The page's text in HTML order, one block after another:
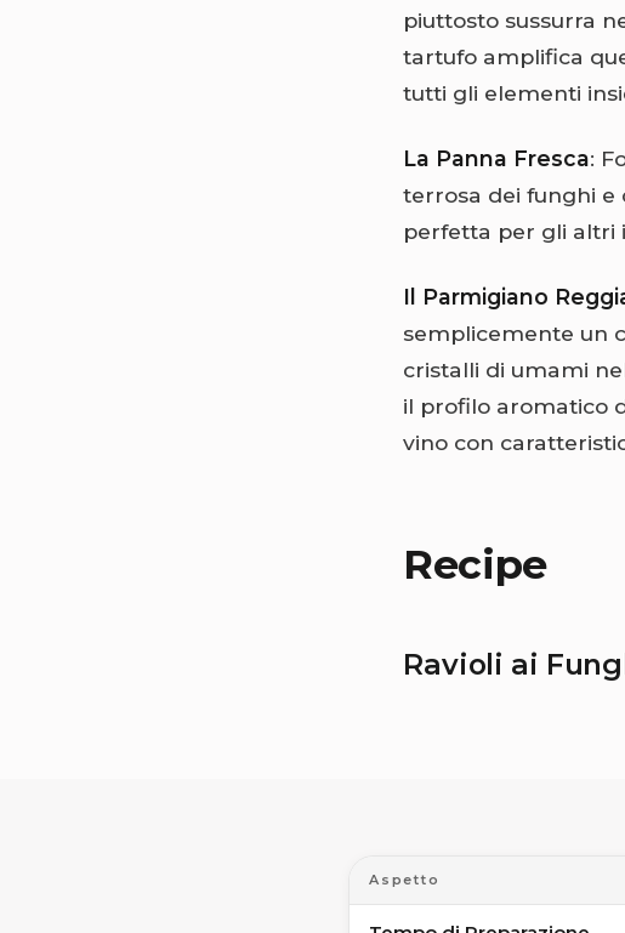
piuttosto sussurra
tartufo amplifica
tutti gli elementi
La Panna Fresca:
terrosa dei funghi e
perfetta per gli altri
Il Parmigiano
semplicemente un
cristalli di umami
il profilo aromatico
vino con
Recipe
Ravioli ai
Aspetto